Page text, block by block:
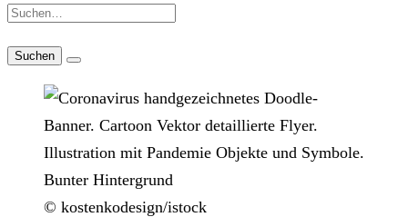
Suche:
© kostenkodesign/istock